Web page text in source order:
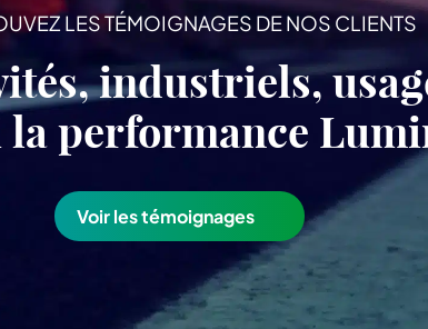
LES TÉMOIGNAGES DE NOS CLIENTS
industriels,
performance
Voir les témoignages